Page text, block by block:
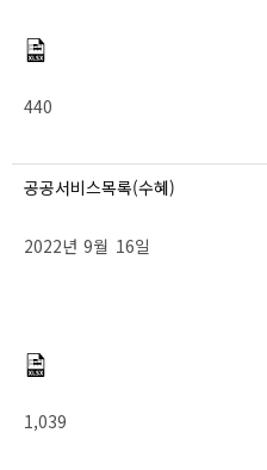
440
공공서비스목록(수혜)
2022년 9월 16일
1,039